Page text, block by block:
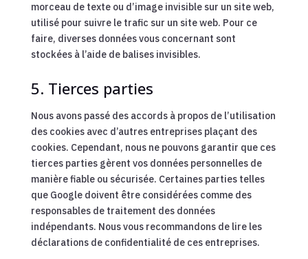
morceau de texte ou d’image invisible sur un site web,
utilisé pour suivre le trafic sur un site web. Pour ce
faire, diverses données vous concernant sont
stockées à l’aide de balises invisibles.
5. Tierces parties
Nous avons passé des accords à propos de l’utilisation
des cookies avec d’autres entreprises plaçant des
cookies. Cependant, nous ne pouvons garantir que ces
tierces parties gèrent vos données personnelles de
manière fiable ou sécurisée. Certaines parties telles
que Google doivent être considérées comme des
responsables de traitement des données
indépendants. Nous vous recommandons de lire les
déclarations de confidentialité de ces entreprises.